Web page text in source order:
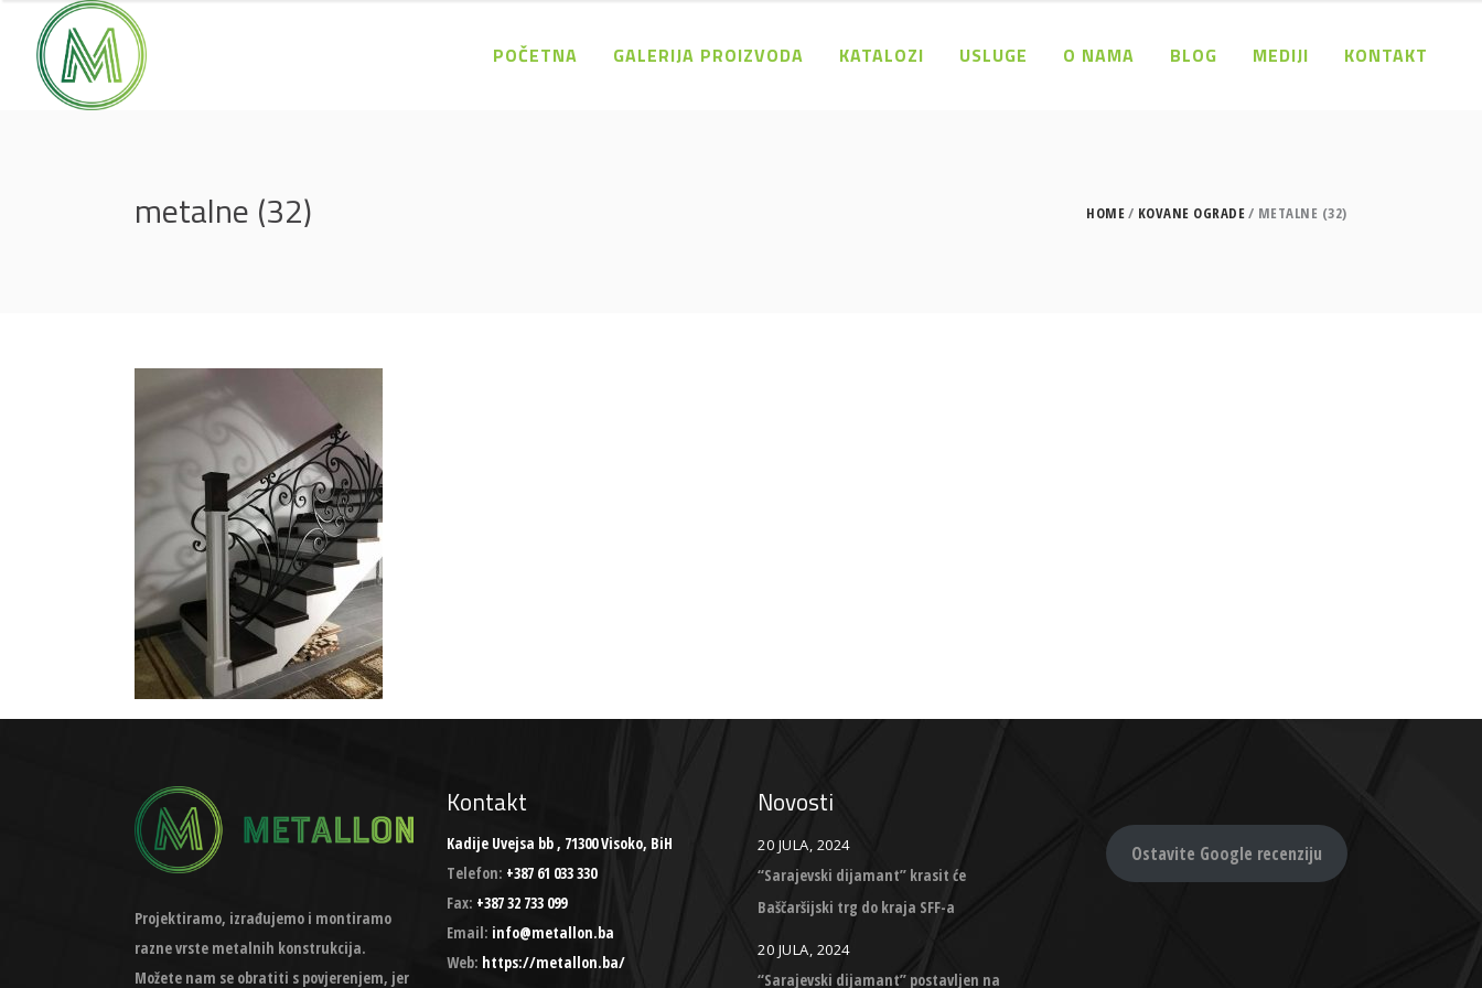
POČETNA GALERIJA PROIZVODA KATALOZI USLUGE O NAMA BLOG MEDIJI KONTAKT
metalne (32) HOME KOVANE OGRADE METALNE (32)
Projektiramo, izrađujemo i montiramo
razne vrste metalnih konstrukcija.
Možete nam se obratiti s povjerenjem, jer
Kontakt
Kadije Uvejsa bb , 71300 Visoko, BiH
Telefon: +387 61 033 330
Fax: +387 32 733 099
Email: info@metallon.ba
Web: https://metallon.ba/
Novosti
20 JULA, 2024
“Sarajevski dijamant” krasit će
Baščaršijski trg do kraja SFF-a
20 JULA, 2024
“Sarajevski dijamant” postavljen na
Ostavite Google recenziju